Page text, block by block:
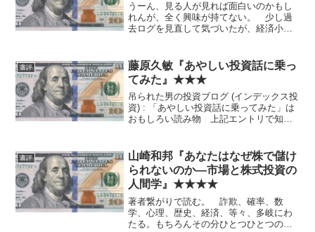
うーん、見る人が見れば面白いのかもし
れんが、全く興味が持てない。 少し過
去ログを見直して気づいたが、経済小説
書評
藤原久敏『あやしい投資話に乗っ
てみた』★★★
吊られた男の投資ブログ (インデックス投
資) : 「あやしい投資話に乗ってみた」は
おもしろい読み物 上記エントリで知っ
が、若干マジなのか判断つきかねるとこ
ろがあり、初心...
書評
山崎和邦『あなたはなぜ株で儲け
られないのか―市場と株式投資の
人間学』★★★★
著者繋がりで読む。 詐欺、確率、数
学、心理、歴史、経済、等々、多岐にわ
たる。もちろんその分ひとつひとつのボ